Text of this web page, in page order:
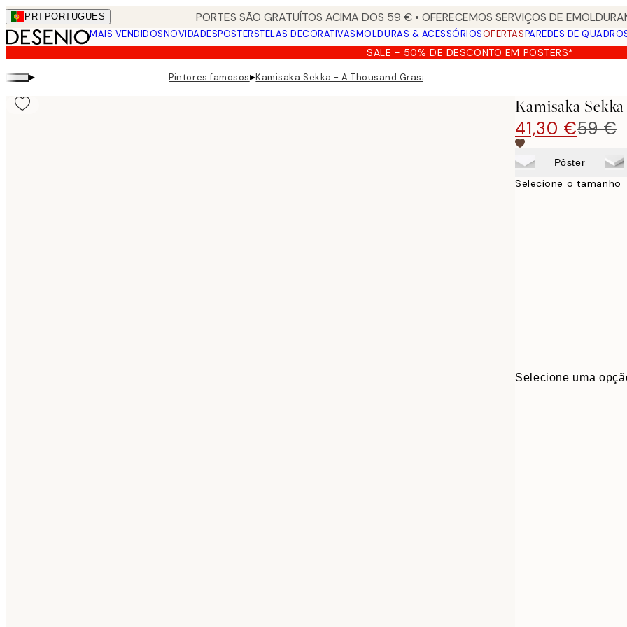
Skip
to
main
content.
PRT PORTUGUES PORTES SÃO GRATUÍTOS ACIMA DOS 59 € • OFERECEMOS SERVIÇOS DE
MAIS VENDIDOSNOVIDADESPOSTERSTELAS DECORATIVASMOLDURAS & ACESSÓRIOSOFERTASPAREDES DE
SALE - 50% DE DESCONTO EM POSTERS*
▸ Pintores famosos▸Kamisaka Sekka - A Thousand Grasses Pl.17 Tela
Kamisaka
41,30 €59 €
Pôster
Selecione o tamanho
Selecione uma